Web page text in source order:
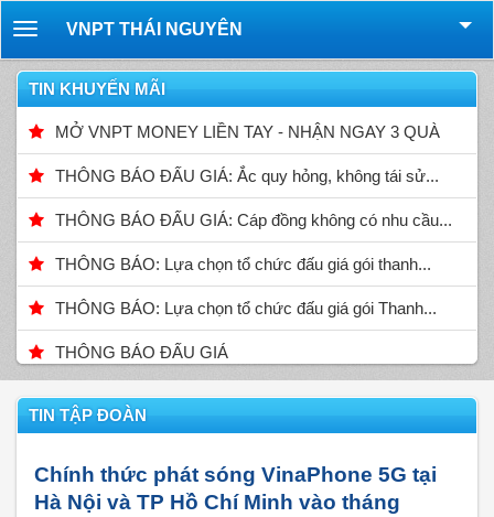
Toggle
navigation
VNPT THÁI NGUYÊN
TIN KHUYẾN MÃI
MỞ VNPT MONEY LIỀN TAY - NHẬN NGAY 3 QUÀ
THÔNG BÁO ĐẤU GIÁ: Ắc quy hỏng, không tái sử...
THÔNG BÁO ĐẤU GIÁ: Cáp đồng không có nhu cầu...
THÔNG BÁO: Lựa chọn tổ chức đấu giá gói thanh...
THÔNG BÁO: Lựa chọn tổ chức đấu giá gói Thanh...
THÔNG BÁO ĐẤU GIÁ
TIN TẬP ĐOÀN
Chính thức phát sóng VinaPhone 5G tại
Hà Nội và TP Hồ Chí Minh vào tháng